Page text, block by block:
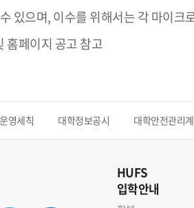
있으며, 이수를 위해서는 각 마이
홈페이지 공고 참고
영세칙 대학정보공시 대학안전관리
HUFS
입학안내